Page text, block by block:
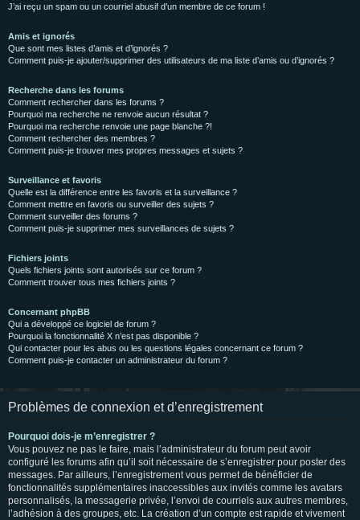
J’ai reçu un spam ou un courriel abusif d’un membre de ce forum !
Amis et ignorés
Que sont mes listes d’amis et d’ignorés ?
Comment puis-je ajouter/supprimer des utilisateurs de ma liste d’amis ou d’ignorés ?
Recherche dans les forums
Comment rechercher dans les forums ?
Pourquoi ma recherche ne renvoie aucun résultat ?
Pourquoi ma recherche renvoie une page blanche ?!
Comment rechercher des membres ?
Comment puis-je trouver mes propres messages et sujets ?
Surveillance et favoris
Quelle est la différence entre les favoris et la surveillance ?
Comment mettre en favoris ou surveiller des sujets ?
Comment surveiller des forums ?
Comment puis-je supprimer mes surveillances de sujets ?
Fichiers joints
Quels fichiers joints sont autorisés sur ce forum ?
Comment trouver tous mes fichiers joints ?
Concernant phpBB
Qui a développé ce logiciel de forum ?
Pourquoi la fonctionnalité X n’est pas disponible ?
Qui contacter pour les abus ou les questions légales concernant ce forum ?
Comment puis-je contacter un administrateur du forum ?
Problèmes de connexion et d’enregistrement
Pourquoi dois-je m’enregistrer ?
Vous pouvez ne pas le faire, mais l’administrateur du forum peut avoir
configuré les forums afin qu’il soit nécessaire de s’enregistrer pour poster des
messages. Par ailleurs, l’enregistrement vous permet de bénéficier de
fonctionnalités supplémentaires inaccessibles aux invités comme les avatars
personnalisés, la messagerie privée, l’envoi de courriels aux autres membres,
l’adhésion à des groupes, etc. La création d’un compte est rapide et vivement